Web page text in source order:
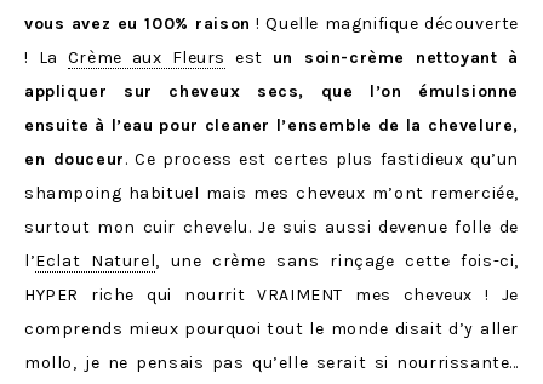
vous avez eu 100% raison ! Quelle magnifique découverte
! La Crème aux Fleurs est un soin-crème nettoyant à
appliquer sur cheveux secs, que l’on émulsionne
ensuite à l’eau pour cleaner l’ensemble de la chevelure,
en douceur. Ce process est certes plus fastidieux qu’un
shampoing habituel mais mes cheveux m’ont remerciée,
surtout mon cuir chevelu. Je suis aussi devenue folle de
l’Eclat Naturel, une crème sans rinçage cette fois-ci,
HYPER riche qui nourrit VRAIMENT mes cheveux ! Je
comprends mieux pourquoi tout le monde disait d’y aller
mollo, je ne pensais pas qu’elle serait si nourrissante…